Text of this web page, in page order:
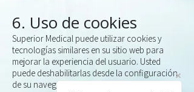
6. Uso de cookies
Superior Medical puede utilizar cookies y
tecnologías similares en su sitio web para
mejorar la experiencia del usuario. Usted
puede deshabilitarlas desde la configuración
de su navegador.